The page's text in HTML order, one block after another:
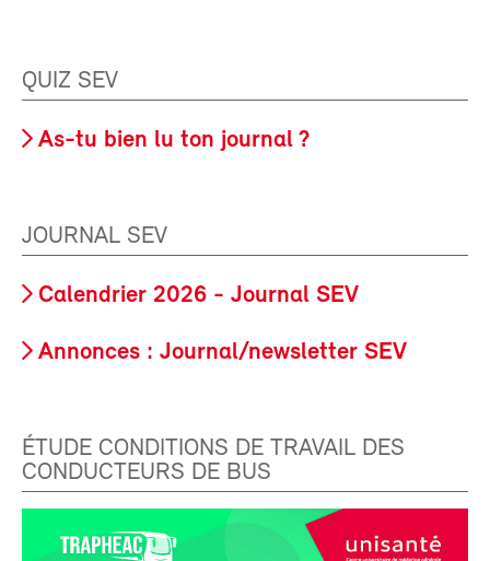
QUIZ SEV
As-tu bien lu ton journal ?
JOURNAL SEV
Calendrier 2026 - Journal SEV
Annonces : Journal/newsletter SEV
ÉTUDE CONDITIONS DE TRAVAIL DES
CONDUCTEURS DE BUS